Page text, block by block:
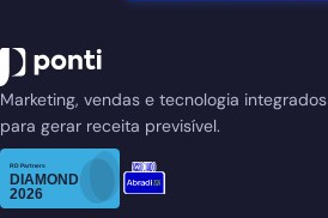
Marketing, vendas e tecnologia integrados
para gerar receita previsível.